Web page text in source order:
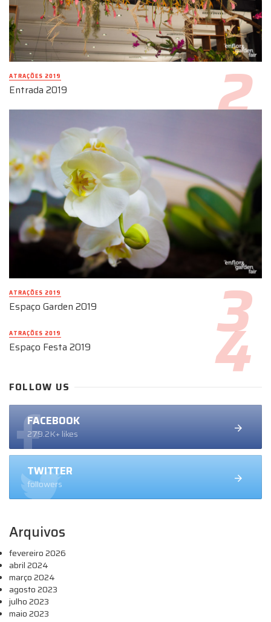
ATRAÇÕES 2019
Entrada 2019
ATRAÇÕES 2019
Espaço Garden 2019
ATRAÇÕES 2019
Espaço Festa 2019
FOLLOW US
FACEBOOK
279.2K+ likes
TWITTER
followers
Arquivos
fevereiro 2026
abril 2024
março 2024
agosto 2023
julho 2023
maio 2023